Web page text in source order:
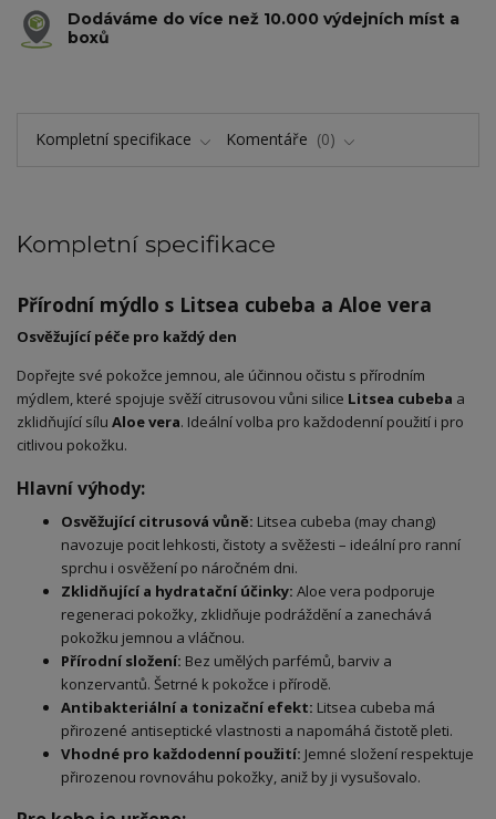
Dodáváme do více než 10.000 výdejních míst a
boxů
Kompletní specifikace Komentáře 0
Kompletní specifikace
Přírodní mýdlo s Litsea cubeba a Aloe vera
Osvěžující péče pro každý den
Dopřejte své pokožce jemnou, ale účinnou očistu s přírodním
mýdlem, které spojuje svěží citrusovou vůni silice Litsea cubeba a
zklidňující sílu Aloe vera. Ideální volba pro každodenní použití i pro
citlivou pokožku.
Hlavní výhody:
Osvěžující citrusová vůně: Litsea cubeba (may chang)
navozuje pocit lehkosti, čistoty a svěžesti – ideální pro ranní
sprchu i osvěžení po náročném dni.
Zklidňující a hydratační účinky: Aloe vera podporuje
regeneraci pokožky, zklidňuje podráždění a zanechává
pokožku jemnou a vláčnou.
Přírodní složení: Bez umělých parfémů, barviv a
konzervantů. Šetrné k pokožce i přírodě.
Antibakteriální a tonizační efekt: Litsea cubeba má
přirozené antiseptické vlastnosti a napomáhá čistotě pleti.
Vhodné pro každodenní použití: Jemné složení respektuje
přirozenou rovnováhu pokožky, aniž by ji vysušovalo.